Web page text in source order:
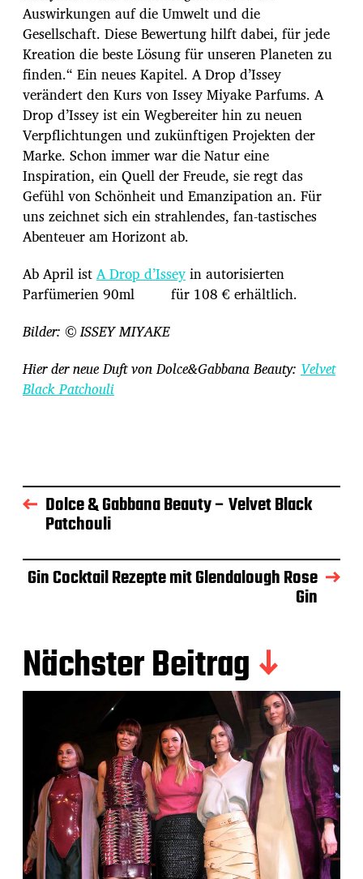
Auswirkungen auf die Umwelt und die
Gesellschaft. Diese Bewertung hilft dabei, für jede
Kreation die beste Lösung für unseren Planeten zu
finden.“ Ein neues Kapitel. A Drop d’Issey
verändert den Kurs von Issey Miyake Parfums. A
Drop d’Issey ist ein Wegbereiter hin zu neuen
Verpflichtungen und zukünftigen Projekten der
Marke. Schon immer war die Natur eine
Inspiration, ein Quell der Freude, sie regt das
Gefühl von Schönheit und Emanzipation an. Für
uns zeichnet sich ein strahlendes, fan-tastisches
Abenteuer am Horizont ab.
Ab April istA Drop d’Isseyin autorisierten
Parfümerien 90ml für 108 € erhältlich.
Bilder: © ISSEY MIYAKE
Hier der neue Duft von Dolce&Gabbana Beauty: Velvet
Black Patchouli
Dolce & Gabbana Beauty – Velvet Black
Patchouli
Gin Cocktail Rezepte mit Glendalough Rose
Gin
Nächster Beitrag